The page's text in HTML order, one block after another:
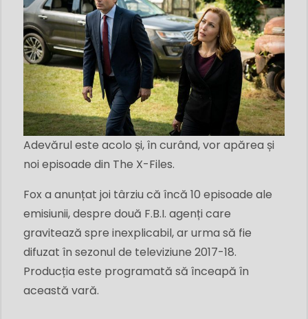
Adevărul este acolo și, în curând, vor apărea și
noi episoade din The X-Files.
Fox a anunțat joi târziu că încă 10 episoade ale
emisiunii, despre două F.B.I. agenți care
gravitează spre inexplicabil, ar urma să fie
difuzat în sezonul de televiziune 2017-18.
Producția este programată să înceapă în
această vară.